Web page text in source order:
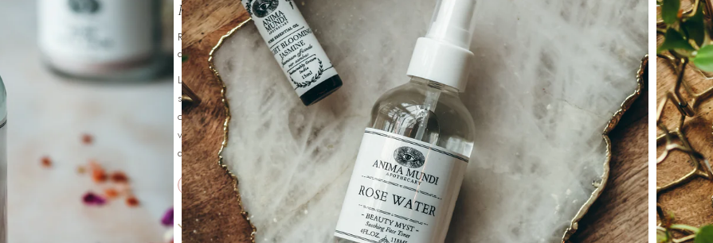
Rosa damascena distillée en Bulgarie · Toner · Brume · Parfum.
Rosa damascena · Eau florale distillée · Vallée des Roses, Bulgarie · Ingrédient unique · Usage visage & corps · FDA ·
cGMP
L’eau florale la plus vénérée au monde — distillée au cœur de la Vallée des Roses de Bulgarie depuis le XVIe
siècle. Rosa damascena récoltée à l’aube chaque début d’été, au moment où les pétales concentrent le plus de
composés actifs. S’utilise comme toner hydratant astringent après le nettoyage, brume fraîche pendant la journée,
voile aromatique avant le maquillage ou en rituel de soin émotionnel. Parfum floral chaud, frais et plein — notes
de rose fraîche, de citrus et de terre verte.
Toner visage Hydratation Astringent doux Brume fraîche Équilibre émotionnel
3 en stock